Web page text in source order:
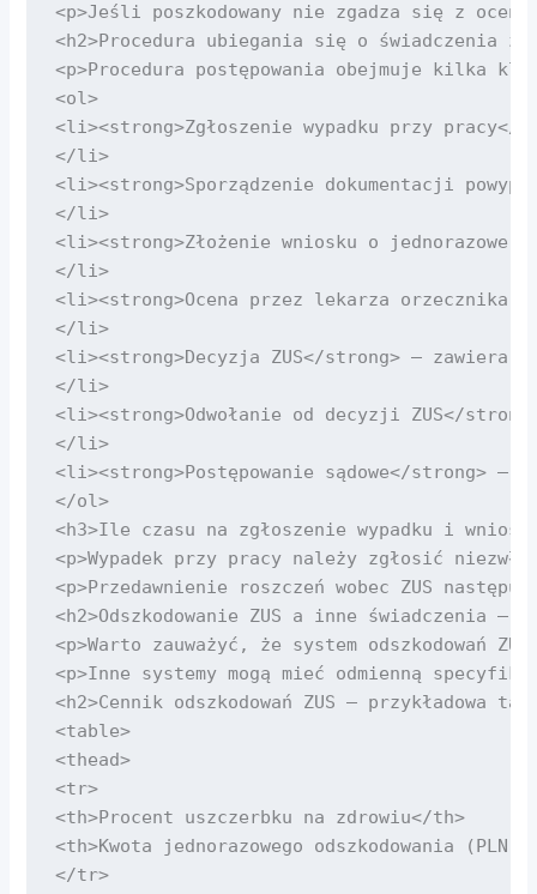
<p>Jeśli poszkodowany nie zgadza się z
<h2>Procedura ubiegania się o świadczenia z
<p>Procedura postępowania obejmuje kilka
<ol>
<li><strong>Zgłoszenie wypadku przy
</li>
<li><strong>Sporządzenie dokumentacji
</li>
<li><strong>Złożenie wniosku o jednorazowe
</li>
<li><strong>Ocena przez lekarza orzecznika
</li>
<li><strong>Decyzja ZUS</strong> – zawiera
</li>
<li><strong>Odwołanie od decyzji ZUS</
</li>
<li><strong>Postępowanie sądowe</strong>
</ol>
<h3>Ile czasu na zgłoszenie wypadku i
<p>Wypadek przy pracy należy zgłosić
<p>Przedawnienie roszczeń wobec ZUS
<h2>Odszkodowanie ZUS a inne świadczenia –
<p>Warto zauważyć, że system odszkodowań
<p>Inne systemy mogą mieć odmienną
<h2>Cennik odszkodowań ZUS – przykładowa
<table>
<thead>
<tr>
<th>Procent uszczerbku na zdrowiu</th>
<th>Kwota jednorazowego odszkodowania
</tr>